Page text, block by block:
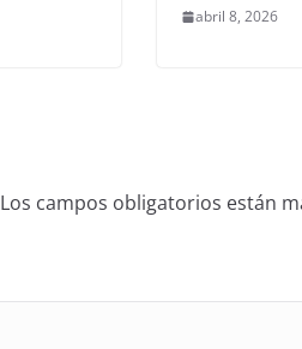
abril 8, 2026
Los campos obligatorios están